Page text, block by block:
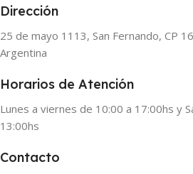
Dirección
25 de mayo 1113, San Fernando, CP
Argentina
Horarios de Atención
Lunes a viernes de 10:00 a 17:00hs y
13:00hs
Contacto